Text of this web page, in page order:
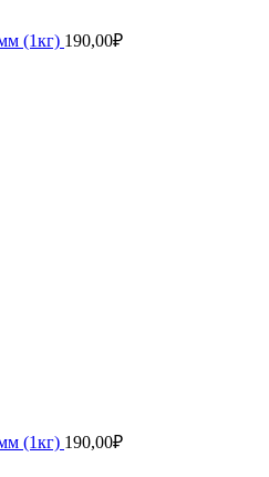
(1кг) 190,00₽
(1кг) 190,00₽